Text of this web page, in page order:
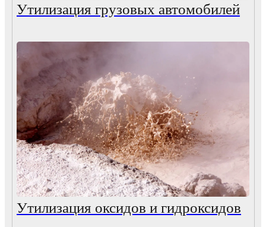
Утилизация грузовых автомобилей
Утилизация оксидов и гидроксидов